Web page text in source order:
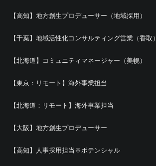
【高知】地方創生プロデューサー（地域採用）
【千葉】地域活性化コンサルティング営業（香取）
【北海道】コミュニティマネージャー（美幌）
【東京：リモート】海外事業担当
【北海道：リモート】海外事業担当
【大阪】地方創生プロデューサー
【高知】人事採用担当※ポテンシャル